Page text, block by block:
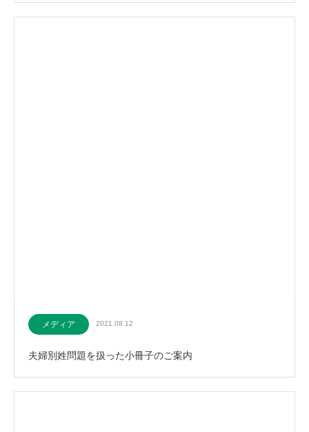
メディア 2021.08.12
夫婦別姓問題を扱った小冊子のご案内